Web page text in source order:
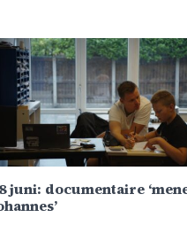
juni: documentaire